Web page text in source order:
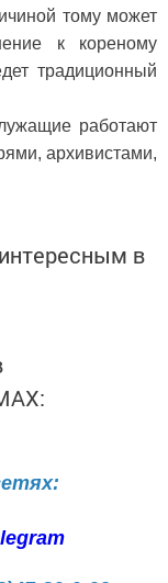
тому может
к кореному
традиционный
работают
архивистами,
в